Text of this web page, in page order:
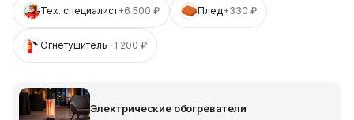
Тех. специалист+6 500 ₽ Плед+330 ₽
Огнетушитель+1 200 ₽
Электрические обогреватели